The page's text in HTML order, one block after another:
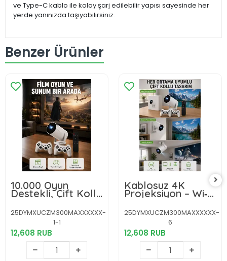
ve Type-C kablo ile kolay şarj edilebilir yapısı sayesinde her
yerde yanınızda taşıyabilirsiniz.
Benzer Ürünler
10.000 Oyun
Destekli, Çift Kollu
4K Projeksiyon –
HDMI, USB, AUX,
Ethernet Yok Yeni
25DYMXUCZM300MAXXXXXX-
1-1
12,608 RUB
Kablosuz 4K
Projeksiyon – Wi‑Fi
6 & Bluetooth 5.0
ile Oyun ve
Uygulama
Merkezli Yeni Nesil
25DYMXUCZM300MAXXXXXX-
6
12,608 RUB